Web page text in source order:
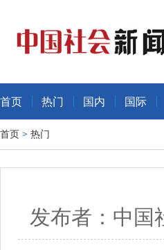
首页 热门 国内 国际
首页 > 热门
发布者：中